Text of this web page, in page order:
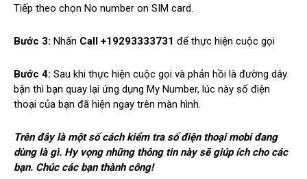
Tiếp theo chọn No number on SIM card.
Bước 3: Nhấn Call +19293333731 để thực hiện cuộc gọi
Bước 4: Sau khi thực hiện cuộc gọi và phản hồi là đường dây
bận thì bạn quay lại ứng dụng My Number, lúc này số điện
thoại của bạn đã hiện ngay trên màn hình.
Trên đây là một số cách kiểm tra số điện thoại mobi đang
dùng là gì. Hy vọng những thông tin này sẽ giúp ích cho các
bạn. Chúc các bạn thành công!